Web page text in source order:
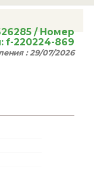
/ Номер
f-220224-869
:29/07/2026